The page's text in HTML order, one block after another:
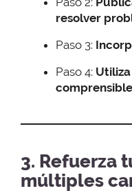
resolver
Paso 3:
Paso 4:
comprensible
3. Refuerza
múltiples